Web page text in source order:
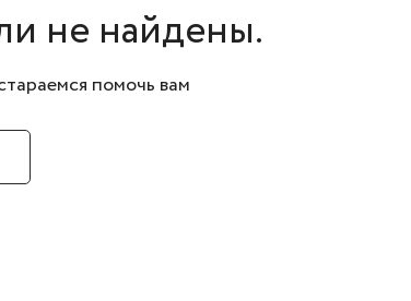
не найдены.
помочь вам